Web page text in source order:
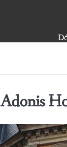
Adonis